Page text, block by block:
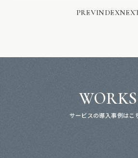
PREVINDEX
WORKS
サービスの導入事例はこ